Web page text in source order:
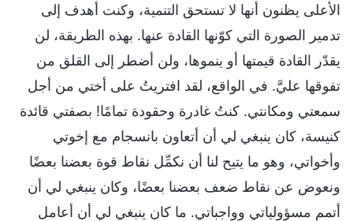
الأعلى يظنون أنها لا تستحق التنمية، وكنت أهدف إلى
تدمير الصورة التي كوّنها القادة عنها. بهذه الطريقة، لن
يقدّر القادة قيمتها أو ينموها، ولن أضطر إلى القلق من
تفوقها عليَّ. في الواقع، لقد افتريتُ على أختي من أجل
سمعتي ومكانتي. كنتُ غادرة وحقودة تمامًا! بصفتي قائدة
كنيسة، كان ينبغي لي أن أتعاون بانسجام مع إخوتي
وأخواتي، وهو ما يتيح لنا أن نكمِّل نقاط قوة بعضنا بعضًا
ونعوض عن نقاط ضعف بعضنا بعضًا، وكان ينبغي لي أن
أتمم مسؤولياتي وواجباتي. ما كان ينبغي لي أن أعامل